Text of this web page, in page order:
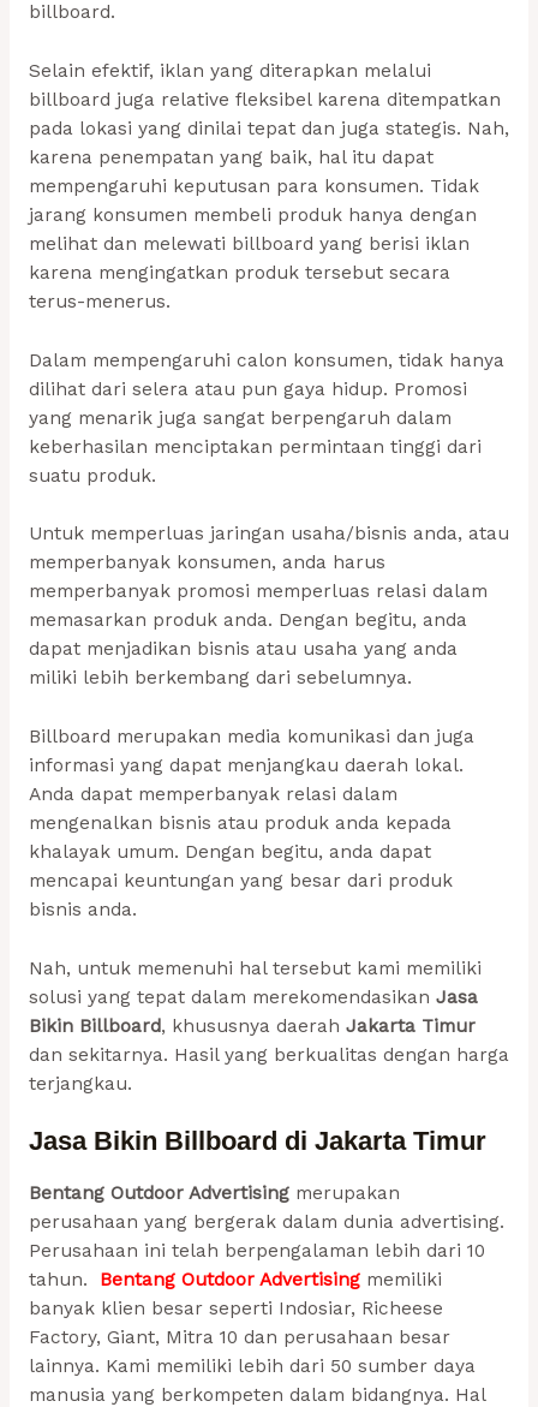
billboard.
Selain efektif, iklan yang diterapkan melalui
billboard juga relative fleksibel karena ditempatkan
pada lokasi yang dinilai tepat dan juga stategis. Nah,
karena penempatan yang baik, hal itu dapat
mempengaruhi keputusan para konsumen. Tidak
jarang konsumen membeli produk hanya dengan
melihat dan melewati billboard yang berisi iklan
karena mengingatkan produk tersebut secara
terus-menerus.
Dalam mempengaruhi calon konsumen, tidak hanya
dilihat dari selera atau pun gaya hidup. Promosi
yang menarik juga sangat berpengaruh dalam
keberhasilan menciptakan permintaan tinggi dari
suatu produk.
Untuk memperluas jaringan usaha/bisnis anda, atau
memperbanyak konsumen, anda harus
memperbanyak promosi memperluas relasi dalam
memasarkan produk anda. Dengan begitu, anda
dapat menjadikan bisnis atau usaha yang anda
miliki lebih berkembang dari sebelumnya.
Billboard merupakan media komunikasi dan juga
informasi yang dapat menjangkau daerah lokal.
Anda dapat memperbanyak relasi dalam
mengenalkan bisnis atau produk anda kepada
khalayak umum. Dengan begitu, anda dapat
mencapai keuntungan yang besar dari produk
bisnis anda.
Nah, untuk memenuhi hal tersebut kami memiliki
solusi yang tepat dalam merekomendasikan Jasa
Bikin Billboard, khususnya daerah Jakarta Timur
dan sekitarnya. Hasil yang berkualitas dengan harga
terjangkau.
Jasa Bikin Billboard di Jakarta Timur
Bentang Outdoor Advertisingmerupakan
perusahaan yang bergerak dalam dunia advertising.
Perusahaan ini telah berpengalaman lebih dari 10
tahun. Bentang Outdoor Advertising memiliki
banyak klien besar seperti Indosiar, Richeese
Factory, Giant, Mitra 10 dan perusahaan besar
lainnya. Kami memiliki lebih dari 50 sumber daya
manusia yang berkompeten dalam bidangnya. Hal